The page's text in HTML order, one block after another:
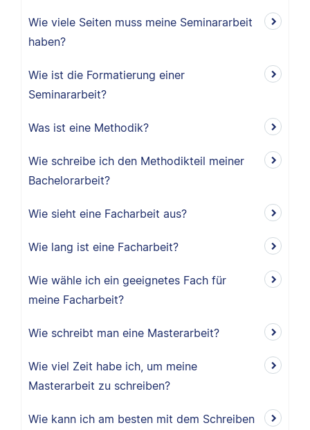
Wie viele Seiten muss meine Seminararbeit
haben?
Wie ist die Formatierung einer
Seminararbeit?
Was ist eine Methodik?
Wie schreibe ich den Methodikteil meiner
Bachelorarbeit?
Wie sieht eine Facharbeit aus?
Wie lang ist eine Facharbeit?
Wie wähle ich ein geeignetes Fach für
meine Facharbeit?
Wie schreibt man eine Masterarbeit?
Wie viel Zeit habe ich, um meine
Masterarbeit zu schreiben?
Wie kann ich am besten mit dem Schreiben